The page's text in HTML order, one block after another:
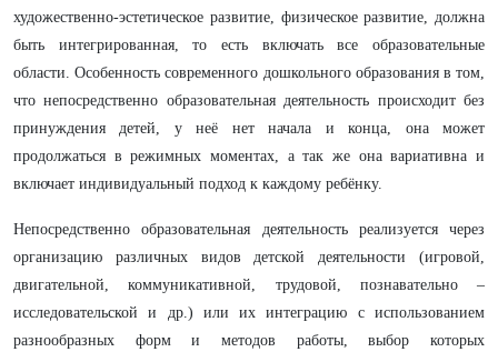
художественно-эстетическое развитие, физическое развитие, должна
быть интегрированная, то есть включать все образовательные
области. Особенность современного дошкольного образования в том,
что непосредственно образовательная деятельность происходит без
принуждения детей, у неё нет начала и конца, она может
продолжаться в режимных моментах, а так же она вариативна и
включает индивидуальный подход к каждому ребёнку.
Непосредственно образовательная деятельность реализуется через
организацию различных видов детской деятельности (игровой,
двигательной, коммуникативной, трудовой, познавательно –
исследовательской и др.) или их интеграцию с использованием
разнообразных форм и методов работы, выбор которых